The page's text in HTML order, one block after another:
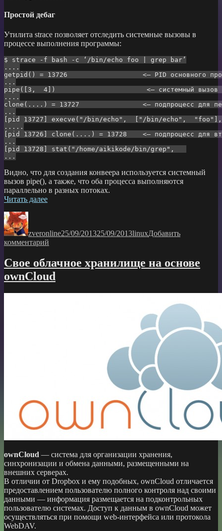
Простой дебаг
Утилита strace позволяет отследить системные вызовы в
процессе выполнения программы:
$ strace -f bash -c ‘/bin/echo foo | grep bar’
....
getpid() = 13726                   <– PID основного
...
pipe([3,  4])                       <– системный вызов для
....
clone(....) = 13727                <– подпроцесс для
...
[pid 13727] execve("/bin/echo",  ["/bin/echo",
.....
[pid 13726] clone(....) = 13728    <– подпроцесс для
...
[pid 13728] stat("/home/aikikode/bin/grep",
Видно, что для создания конвеера используется системный
вызов pipe(), а также, что оба процесса выполняются
параллельно в разных потоках.
Читать далее«Linux
tricks»
zveronline25/09/201325/09/2013linuxДобавить
комментарий
Linux
pipes
tips
tricks
Свое облачное хранилище на основе
ownCloud
ownCloud — система для организации хранения,
синхронизации и обмена данными, размещенными на
внешних серверах.
В отличии от Dropbox и ему подобных, ownCloud отличается
предоставлением пользователю полного контроля над своими
данными — информация размещается на подконтрольных
пользователю системах. Доступ к данным в ownCloud может
осуществляться при помощи web-интерфейса или протокола
WebDAV.